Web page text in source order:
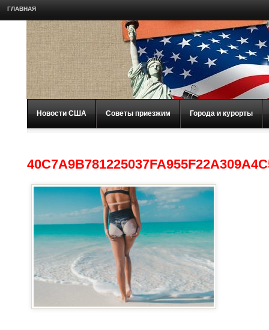
ГЛАВНАЯ
Новости США Советы приезжим Города и курорты